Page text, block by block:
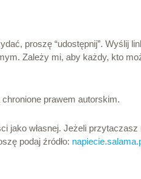
proszę “udostępnij”. Wyślij
Zależy mi, aby każdy, kto
prawem autorskim.
jako własnej. Jeżeli przytaczasz
podaj źródło: